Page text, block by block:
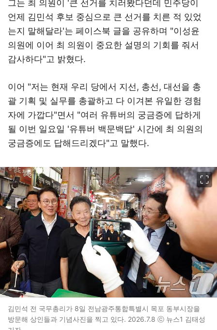
그는 최 의원이 '큰 선거를 치러봤다던데 민주당이
언제 김민석 후보 중심으로 큰 선거를 치른 적 있었
는지 말해달라'는 페이스북 글을 공유하며 "이성윤
의원에 이어 최 의원이 중요한 설명의 기회를 줘서
감사하다"고 밝혔다.
이어 "저는 현재 우리 당에서 지선, 총선, 대선을 총
괄 기획 및 실무를 총괄하고 다 이겨본 유일한 경험
자에 가깝다"면서 "여러 유튜버의 궁금증에 답하게
될 이번 일요일 '유튜버 백문백답' 시간에 최 의원의
궁금증에도 답해드리겠다"고 말했다.
김민석 전 국무총리가 8일 전남광주통합특별시 목포 동부시장을
방문해 상인들과 기념사진을 찍고 있다. 2026.7.8 ⓒ 뉴스1 김태성